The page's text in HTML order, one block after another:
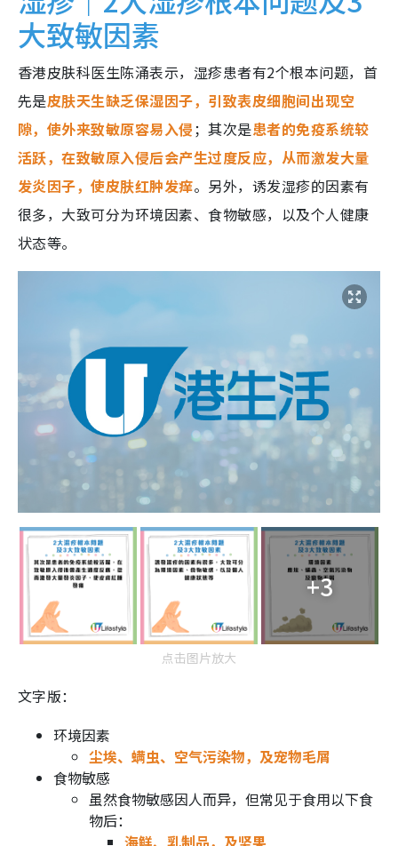
大致敏因素
香港皮肤科医生陈涌表示，湿疹患者有2个根本问题，首
先是皮肤天生缺乏保湿因子，引致表皮细胞间出现空
隙，使外来致敏原容易入侵 ；其次是患者的免疫系统较
活跃，在致敏原入侵后会产生过度反应，从而激发大量
发炎因子，使皮肤红肿发痒。另外，诱发湿疹的因素有
很多，大致可分为环境因素、食物敏感，以及个人健康
状态等。
+3
点击图片放大
文字版：
环境因素
尘埃、螨虫、空气污染物，及宠物毛屑
食物敏感
虽然食物敏感因人而异，但常见于食用以下食
物后：